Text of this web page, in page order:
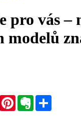
pro vás –
modelů
Email PinterestEvernote